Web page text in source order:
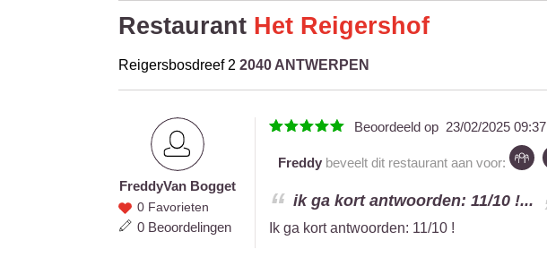
Restaurant Het Reigershof
Reigersbosdreef 2 2040 ANTWERPEN
Freddy
Van
Bogget
FreddyVan Bogget
0 Favorieten
0 Beoordelingen
Beoordeeld op 23/02/2025 09:37
Freddy beveelt dit restaurant aan voor:
ik ga kort antwoorden: 11/10 !...
Ik ga kort antwoorden: 11/10 !